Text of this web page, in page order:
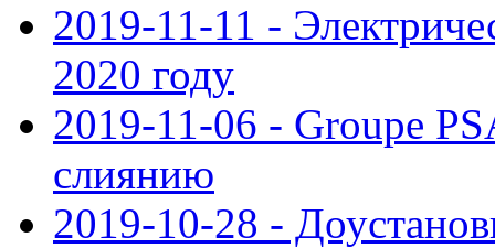
2019-11-11 -
2020 году
2019-11-06 - Groupe
слиянию
2019-10-28 -